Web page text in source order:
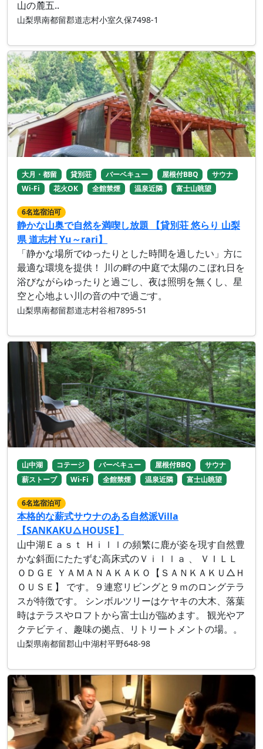
山の麓五..
山梨県南都留郡道志村小室久保7498-1
大月・都留 貸別荘 バーベキュー 屋根付BBQ
サウナ
Wi-Fi
花火OK 全館禁煙 温泉近隣 富士山眺望
6名迄宿泊可
静かな山奥で自然を満喫し放題 【貸別荘 悠らり 山梨
県 道志村 Yu～rari】
「静かな場所でゆったりとした時間を過したい」方に
最適な環境を提供！ 川の畔の中庭で太陽のこぼれ日を
浴びながらゆったりと過ごし、夜は照明を無くし、星
空と心地よい川の音の中で過ごす。
山梨県南都留郡道志村谷相7895‐51
山中湖 コテージ バーベキュー 屋根付BBQ
サウナ
薪ストーブ
Wi-Fi 全館禁煙 温泉近隣 富士山眺望
6名迄宿泊可
本格的な薪式サウナのある自然派Villa
【SANKAKU△HOUSE】
山中湖Ｅａｓｔ Ｈｉｌｌの頻繁に鹿が姿を現す自然豊
かな斜面にたたずむ高床式のＶｉｌｌａ 、 ＶＩＬＬ
ＯＤＧＥ ＹＡＭＡＮＡＫＡＫＯ【ＳＡＮＫＡＫＵ△Ｈ
ＯＵＳＥ】 です。９連窓リビングと９ｍのロングテラ
スが特徴です。 シンボルツリーはケヤキの大木、落葉
時はテラスやロフトから富士山が臨めます。 観光やア
クテビティ、趣味の拠点、リトリートメントの場。。
山梨県南都留郡山中湖村平野648-98